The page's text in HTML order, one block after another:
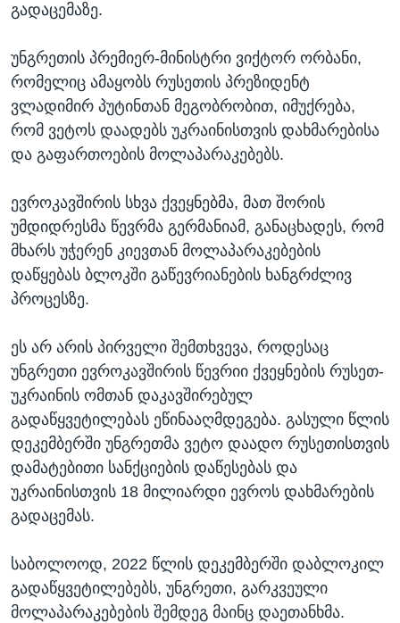
გადაცემაზე.
უნგრეთის პრემიერ-მინისტრი ვიქტორ ორბანი,
რომელიც ამაყობს რუსეთის პრეზიდენტ
ვლადიმირ პუტინთან მეგობრობით, იმუქრება,
რომ ვეტოს დაადებს უკრაინისთვის დახმარებისა
და გაფართოების მოლაპარაკებებს.
ევროკავშირის სხვა ქვეყნებმა, მათ შორის
უმდიდრესმა წევრმა გერმანიამ, განაცხადეს, რომ
მხარს უჭერენ კიევთან მოლაპარაკებების
დაწყებას ბლოკში გაწევრიანების ხანგრძლივ
პროცესზე.
ეს არ არის პირველი შემთხვევა, როდესაც
უნგრეთი ევროკავშირის წევრიი ქვეყნების რუსეთ-
უკრაინის ომთან დაკავშირებულ
გადაწყვეტილებას ეწინააღმდეგება. გასული წლის
დეკემბერში უნგრეთმა ვეტო დაადო რუსეთისთვის
დამატებითი სანქციების დაწესებას და
უკრაინისთვის 18 მილიარდი ევროს დახმარების
გადაცემას.
საბოლოოდ, 2022 წლის დეკემბერში დაბლოკილ
გადაწყვეტილებებს, უნგრეთი, გარკვეული
მოლაპარაკებების შემდეგ მაინც დაეთანხმა.